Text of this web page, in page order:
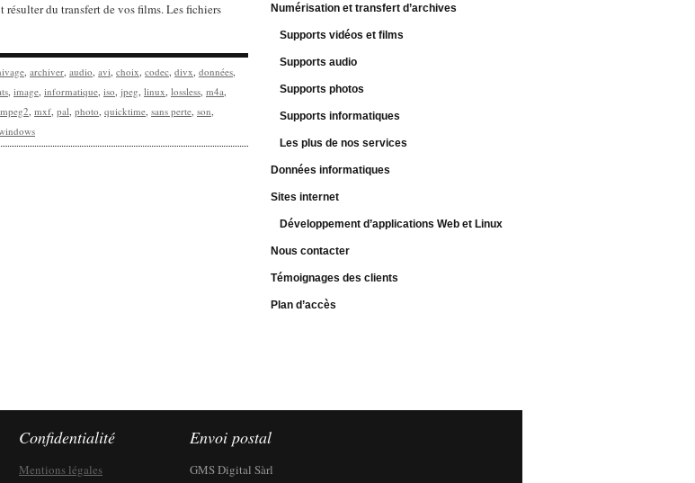
du transfert de vos films. Les fichiers
, archiver, audio, avi, choix, codec, divx, données,
, image, informatique, iso, jpeg, linux, lossless, m4a,
mpeg2, mxf, pal, photo, quicktime, sans perte, son,
Numérisation et transfert d’archives
Supports vidéos et films
Supports audio
Supports photos
Supports informatiques
Les plus de nos services
Données informatiques
Sites internet
Développement d’applications Web et Linux
Nous contacter
Témoignages des clients
Plan d’accès
Confidentialité
Mentions légales
Envoi postal
GMS Digital Sàrl